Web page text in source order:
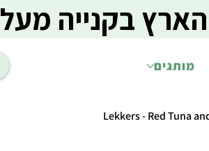
מותגים
בקנייה מעל